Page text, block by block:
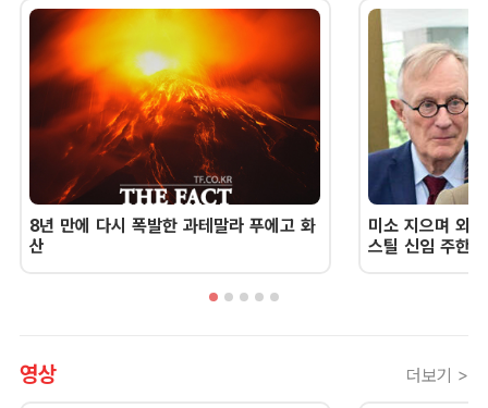
8년 만에 다시 폭발한 과테말라 푸에고 화
산
미소 지으며 외
스틸 신임 주한
영상 더보기 >